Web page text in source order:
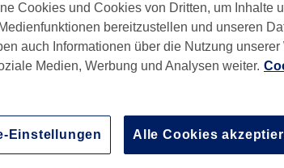
Min. - 1 Std. 5 Min.
Details anzeigen
Scrubs - OLIVE
Cookies und Cookies von Dritten, um Inhalte
bereitzustellen und unseren
auch Informationen über die Nutzung unserer
Medien, Werbung und Analysen weiter.
Einstellungen Alle Cookies